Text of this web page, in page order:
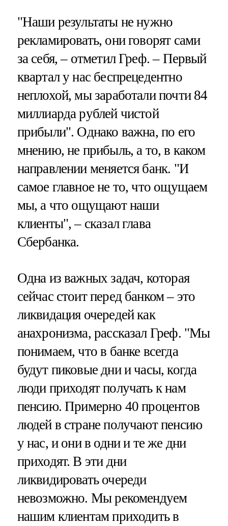
"Наши результаты не нужно
рекламировать, они говорят сами
за себя, – отметил Греф. – Первый
квартал у нас беспрецедентно
неплохой, мы заработали почти 84
миллиарда рублей чистой
прибыли". Однако важна, по его
мнению, не прибыль, а то, в каком
направлении меняется банк. "И
самое главное не то, что ощущаем
мы, а что ощущают наши
клиенты", – сказал глава
Сбербанка.
Одна из важных задач, которая
сейчас стоит перед банком – это
ликвидация очередей как
анахронизма, рассказал Греф. "Мы
понимаем, что в банке всегда
будут пиковые дни и часы, когда
люди приходят получать к нам
пенсию. Примерно 40 процентов
людей в стране получают пенсию
у нас, и они в одни и те же дни
приходят. В эти дни
ликвидировать очереди
невозможно. Мы рекомендуем
нашим клиентам приходить в